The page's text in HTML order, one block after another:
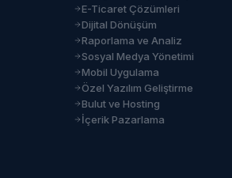
E-Ticaret Çözümleri
Dijital Dönüşüm
Raporlama ve Analiz
Sosyal Medya Yönetimi
Mobil Uygulama
Özel Yazılım Geliştirme
Bulut ve Hosting
İçerik Pazarlama